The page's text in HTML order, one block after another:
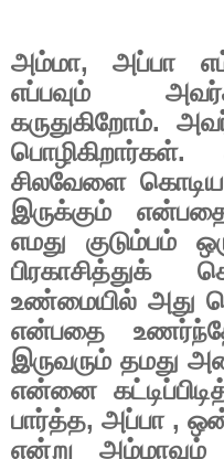
அம்மா,அப்பா
எப்பவும்
கருதுகிறோம்.
பொழிகிறார்கள்.
சிலவேளை கொடிய
இருக்கும்
எமது
குடும்பம்
பிரகாசித்துக்
உண்மையில் அது
என்பதை
இருவரும் தமது
என்னை
பார்த்த, அப்பா ,
என்று
அம்மாவும்